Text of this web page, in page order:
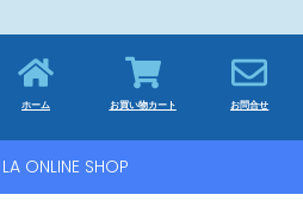
ホーム お買い物カート お問合せ
ONLINE SHOP